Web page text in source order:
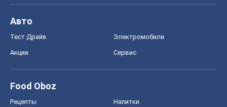
Авто
Тест Драйв Электромобили
Акции Сервис
Food Oboz
Рецепты Напитки